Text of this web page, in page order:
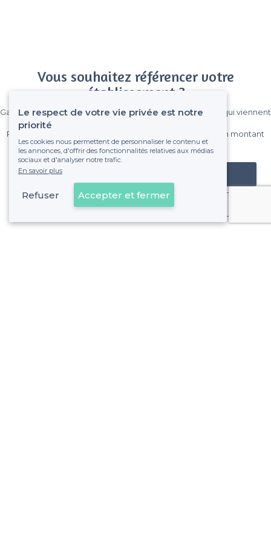
Vous souhaitez référencer votre
établissement ?
Gagnez de nombreux clients parmi le million de visiteurs qui viennent
Pas de commissions et sans engagement, vous payez un montant
fixe sans risque de voir déraper la facture.
Référencer mon établissement
Déjà client
Le respect de votre vie privée est notre
priorité
Les cookies nous permettent de personnaliser le contenu et
les annonces, d'offrir des fonctionnalités relatives aux médias
sociaux et d'analyser notre trafic.
En savoir plus
Refuser Accepter et fermer